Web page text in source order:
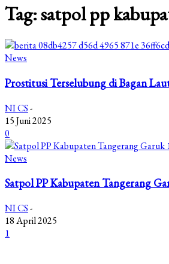
Tag: satpol pp
News
Prostitusi Terselubung di Bagan
NI CS-
15 Juni 2025
0
News
Satpol PP Kabupaten Tangerang
NI CS-
18 April 2025
1